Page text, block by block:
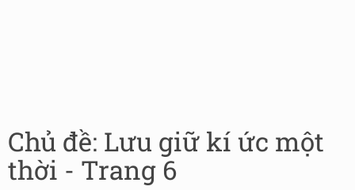
Chủ đề: Lưu giữ kí ức một
thời - Trang 6